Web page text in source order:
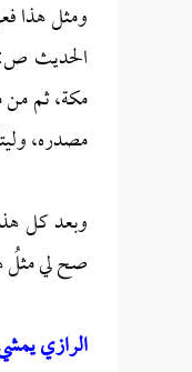
مكة، ثم من
مصدره،
وبعد كل
صح لي مثلُ
الرازي